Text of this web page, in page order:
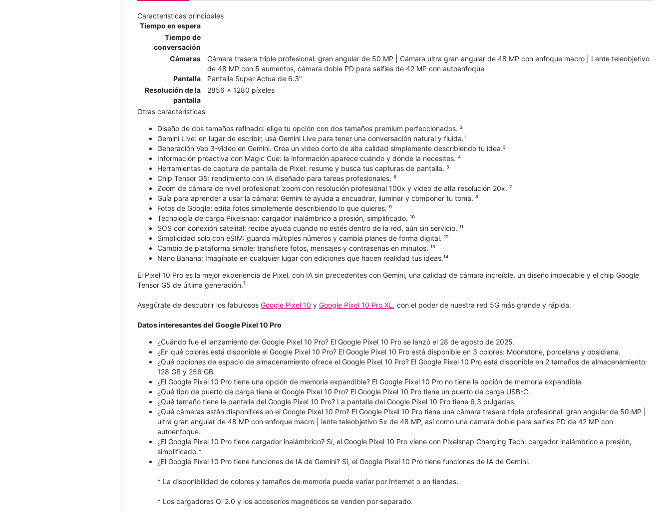
Características principales
Tiempo en espera
Tiempo de
conversación
Cámaras
Cámara trasera triple profesional: gran angular de 50 MP | Cámara ultra gran angular de 48 MP con enfoque macro | Lente teleobjetivo
de 48 MP con 5 aumentos, cámara doble PD para selfies de 42 MP con autoenfoque
Pantalla
Pantalla Super Actua de 6.3"
Resolución de la
pantalla
2856 x 1280 píxeles
Otras características
Diseño de dos tamaños refinado: elige tu opción con dos tamaños premium perfeccionados. ²
Gemini Live: en lugar de escribir, usa Gemini Live para tener una conversación natural y fluida.¹
Generación Veo 3-Video en Gemini. Crea un video corto de alta calidad simplemente describiendo tu idea.³
Información proactiva con Magic Cue: la información aparece cuándo y dónde la necesites. ⁴
Herramientas de captura de pantalla de Pixel: resume y busca tus capturas de pantalla. ⁵
Chip Tensor G5: rendimiento con IA diseñado para tareas profesionales. ⁶
Zoom de cámara de nivel profesional: zoom con resolución profesional 100x y video de alta resolución 20x. ⁷
Guía para aprender a usar la cámara: Gemini te ayuda a encuadrar, iluminar y componer tu toma. ⁸
Fotos de Google: edita fotos simplemente describiendo lo que quieres. ⁹
Tecnología de carga Pixelsnap: cargador inalámbrico a presión, simplificado. ¹⁰
SOS con conexión satelital: recibe ayuda cuando no estés dentro de la red, aún sin servicio. ¹¹
Simplicidad solo con eSIM: guarda múltiples números y cambia planes de forma digital. ¹²
Cambio de plataforma simple: transfiere fotos, mensajes y contraseñas en minutos. ¹³
Nano Banana: Imagínate en cualquier lugar con ediciones que hacen realidad tus ideas.¹⁴
El Pixel 10 Pro es la mejor experiencia de Pixel, con IA sin precedentes con Gemini, una calidad de cámara increíble, un diseño impecable y el chip Google
Tensor G5 de última generación.1
Asegúrate de descubrir los fabulosos Google Pixel 10 y Google Pixel 10 Pro XL , con el poder de nuestra red 5G más grande y rápida.
Datos interesantes del Google Pixel 10 Pro
¿Cuándo fue el lanzamiento del Google Pixel 10 Pro? El Google Pixel 10 Pro se lanzó el 28 de agosto de 2025.
¿En qué colores está disponible el Google Pixel 10 Pro? El Google Pixel 10 Pro está disponible en 3 colores: Moonstone, porcelana y obsidiana.
¿Qué opciones de espacio de almacenamiento ofrece el Google Pixel 10 Pro? El Google Pixel 10 Pro está disponible en 2 tamaños de almacenamiento:
128 GB y 256 GB.
¿El Google Pixel 10 Pro tiene una opción de memoria expandible? El Google Pixel 10 Pro no tiene la opción de memoria expandible.
¿Qué tipo de puerto de carga tiene el Google Pixel 10 Pro? El Google Pixel 10 Pro tiene un puerto de carga USB-C.
¿Qué tamaño tiene la pantalla del Google Pixel 10 Pro? La pantalla del Google Pixel 10 Pro tiene 6.3 pulgadas.
¿Qué cámaras están disponibles en el Google Pixel 10 Pro? El Google Pixel 10 Pro tiene una cámara trasera triple profesional: gran angular de 50 MP |
ultra gran angular de 48 MP con enfoque macro | lente teleobjetivo 5x de 48 MP, así como una cámara doble para selfies PD de 42 MP con
autoenfoque.
¿El Google Pixel 10 Pro tiene cargador inalámbrico? Sí, el Google Pixel 10 Pro viene con Pixelsnap Charging Tech: cargador inalámbrico a presión,
simplificado.*
¿El Google Pixel 10 Pro tiene funciones de IA de Gemini? Sí, el Google Pixel 10 Pro tiene funciones de IA de Gemini.
* La disponibilidad de colores y tamaños de memoria puede variar por Internet o en tiendas.
* Los cargadores Qi 2.0 y los accesorios magnéticos se venden por separado.